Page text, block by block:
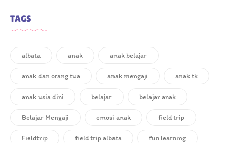
TAGS
albata anak anak belajar
anak dan orang tua anak mengaji anak tk
anak usia dini belajar belajar anak
Belajar Mengaji emosi anak field trip
Fieldtrip field trip albata fun learning